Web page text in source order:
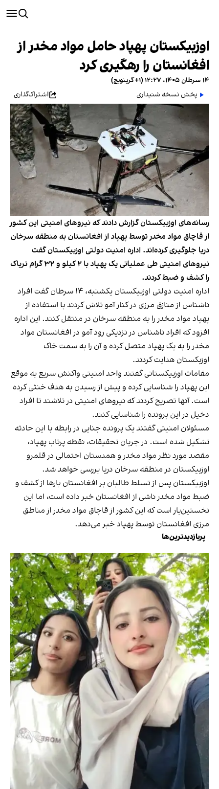
اوزبیکستان پهپاد حامل مواد مخدر از
افغانستان را رهگیری کرد
۱۴ سرطان ۱۴۰۵، ۱۲:۲۷ (‎+۱ گرینویچ)
پخش نسخه شنیداری
اشتراک‌گذاری
رسانه‌های اوزبیکستان گزارش دادند که نیروهای امنیتی این کشور
از قاچاق مواد مخدر توسط پهپاد از افغانستان به منطقه سرخان
دریا جلوگیری کرده‌اند. اداره امنیت دولتی اوزبیکستان گفت
نیروهای امنیتی طی عملیاتی یک پهپاد با ۲ کیلو و ۳۲ گرام تریاک
را کشف و ضبط کردند.
اداره امنیت دولتی اوزبیکستان یکشنبه، ۱۴ سرطان گفت افراد
ناشناس از منازق مرزی در کنار آمو تلاش کردند با استفاده از
پهپاد مواد مخدر را به منطقه سرخان در منتقل کنند. این اداره
افزود که افراد ناشناس در نزدیکی رود آمو در افغانستان مواد
مخدر را به یک پهپاد متصل کرده و آن را به سمت خاک
اوزبکستان هدایت کردند.
مقامات اوزبیکستانی گفتند واحد امنیتی واکنش سریع به موقع
این پهپاد را شناسایی کرده و پیش از رسیدن به هدف خنثی کرده
است. آنها تصریح کردند که نیروهای امنیتی در تلاشند تا افراد
دخیل در این پرونده را شناسایی کنند.
مسئولان امنیتی گفتند یک پرونده جنایی در رابطه با این حادثه
تشکیل شده است. در جریان تحقیقات، نقطه پرتاب پهپاد،
مقصد مورد نظر مواد مخدر و همدستان احتمالی در قلمرو
اوزبیکستان در منطقه سرخان دریا بررسی خواهد شد.
اوزبیکستان پس از تسلط طالبان بر افغانستان بارها از کشف و
ضبط مواد مخدر ناشی از افغانستان خبر داده است، اما این
نخستین‌بار است که این کشور از قاچاق مواد مخدر از مناطق
مرزی افغانستان توسط پهپاد خبر می‌دهد.
پربازدیدترین‌ها